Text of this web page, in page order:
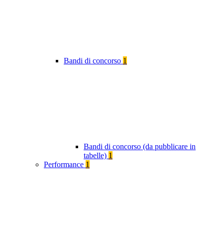
Bandi di concorso 1
Bandi di concorso (da pubblicare in
tabelle) 1
Performance 1